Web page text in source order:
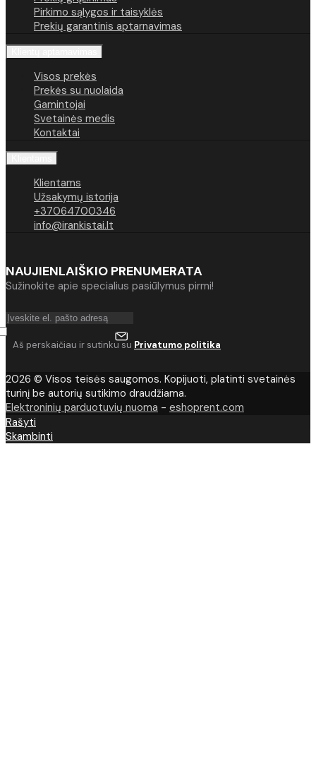
Pirkimo sąlygos ir taisyklės
Prekių garantinis aptarnavimas
Visos prekės
Prekės su nuolaida
Gamintojai
Svetainės medis
Kontaktai
Klientams
Užsakymų istorija
+37064700346
info@irankistai.lt
NAUJIENLAIŠKIO PRENUMERATA
Sužinokite apie specialius pasiūlymus pirmi!
Aš perskaičiau ir sutinku su Privatumo politika
2026 © Visos teisės saugomos. Kopijuoti, platinti svetainės
turinį be autorių sutikimo draudžiama.
Elektroninių parduotuvių nuoma - eshoprent.com
Rašyti
Skambinti